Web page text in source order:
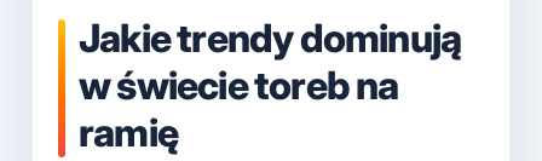
Jakie trendy dominują
w świecie toreb na
ramię